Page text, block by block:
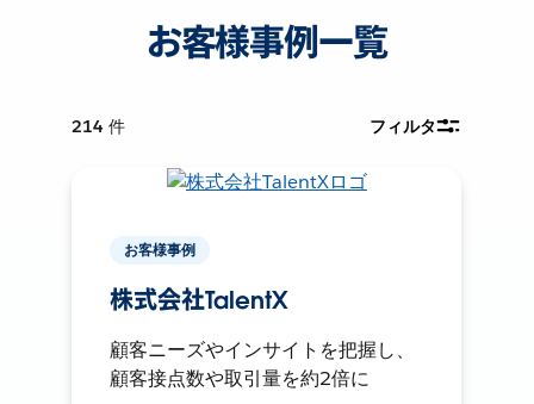
お客様事例一覧
214 件 フィルタ
お客様事例
株式会社TalentX
顧客ニーズやインサイトを把握し、
顧客接点数や取引量を約2倍に